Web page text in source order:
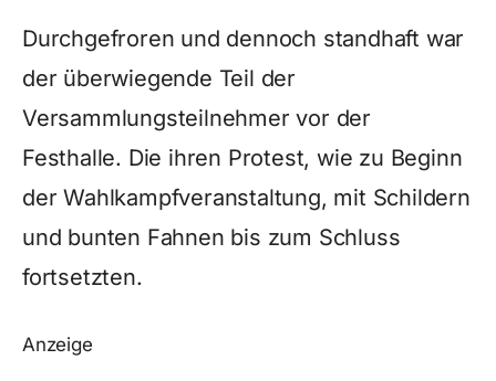
Durchgefroren und dennoch standhaft war
der überwiegende Teil der
Versammlungsteilnehmer vor der
Festhalle. Die ihren Protest, wie zu Beginn
der Wahlkampfveranstaltung, mit Schildern
und bunten Fahnen bis zum Schluss
fortsetzten.
Anzeige